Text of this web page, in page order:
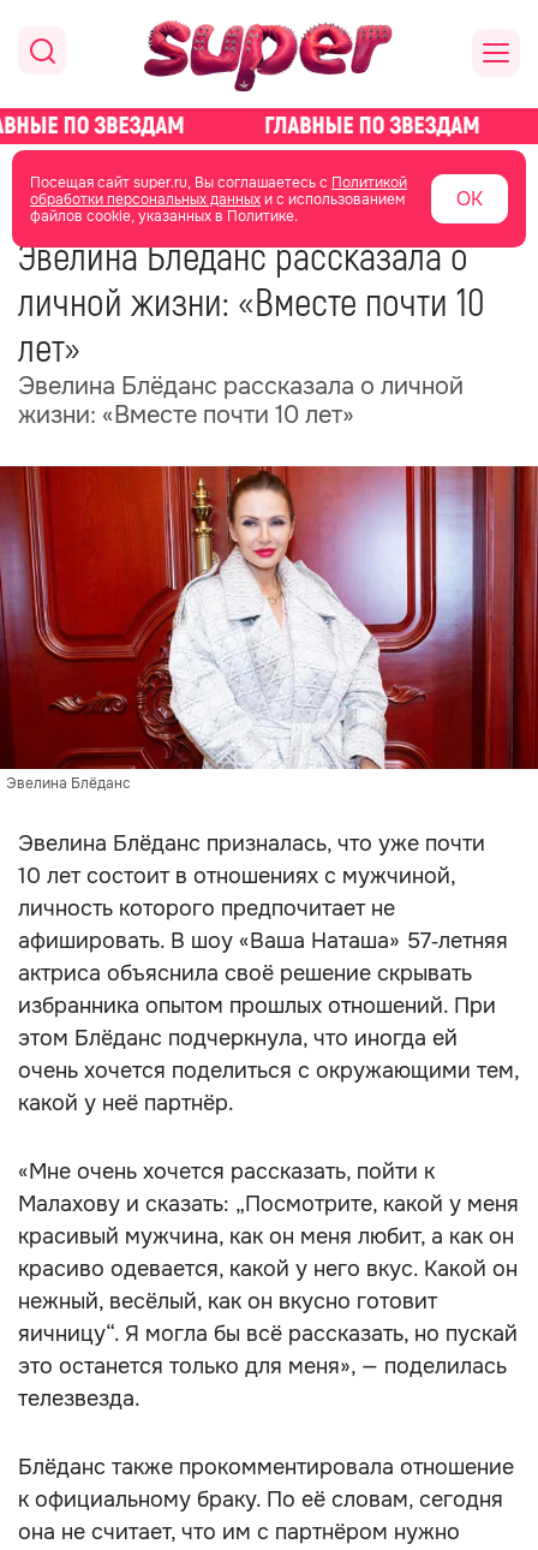
Посещая сайт super.ru, Вы соглашаетесь с Политикой
обработки персональных данныхи с использованием
файлов cookie, указанных в Политике.
ОК
главная новости о звездах новости
02 июня 18:57
Эвелина Блёданс рассказала о
личной жизни: «Вместе почти 10
лет»
Эвелина Блёданс рассказала о личной
жизни: «Вместе почти 10 лет»
Эвелина Блёданс
Эвелина Блёданс призналась, что уже почти
10 лет состоит в отношениях с мужчиной,
личность которого предпочитает не
афишировать. В шоу «Ваша Наташа» 57‑летняя
актриса объяснила своё решение скрывать
избранника опытом прошлых отношений. При
этом Блёданс подчеркнула, что иногда ей
очень хочется поделиться с окружающими тем,
какой у неё партнёр.
«Мне очень хочется рассказать, пойти к
Малахову и сказать: „Посмотрите, какой у меня
красивый мужчина, как он меня любит, а как он
красиво одевается, какой у него вкус. Какой он
нежный, весёлый, как он вкусно готовит
яичницу“. Я могла бы всё рассказать, но пускай
это останется только для меня», — поделилась
телезвезда.
Блёданс также прокомментировала отношение
к официальному браку. По её словам, сегодня
она не считает, что им с партнёром нужно